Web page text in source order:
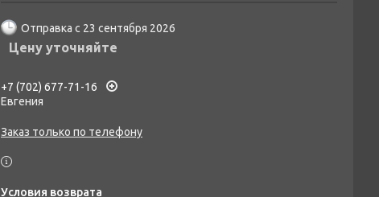
Отправка с 23 сентября 2026
Цену уточняйте
+7 (702) 677-71-16
Евгения
Заказ только по телефону